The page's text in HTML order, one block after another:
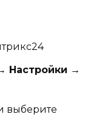
Настройки →
выберите